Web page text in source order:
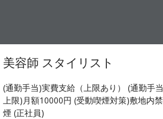
美容師 スタイリスト
(通勤手当)実費支給（上限あり） (通勤手当
上限)月額10000円 (受動喫煙対策)敷地内禁
煙 (正社員)